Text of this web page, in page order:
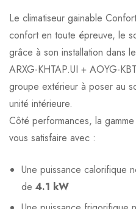
Le climatiseur gainable
confort en toute épreuve, le
grâce à son installation dans
ARXG-KHTAP.UI + AOYG-
groupe extérieur à poser au
unité intérieure.
Côté performances, la
vous satisfaire avec :
Une puissance calorifique
de 4.1 kW